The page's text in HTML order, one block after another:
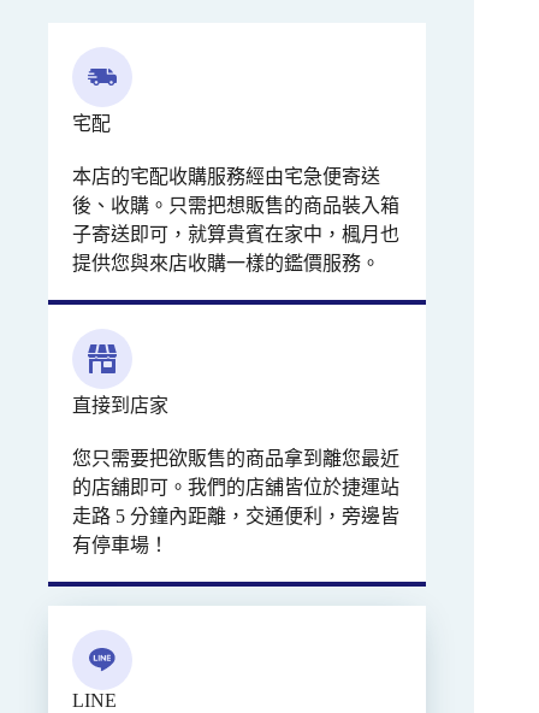
宅配
本店的宅配收購服務經由宅急便寄送
後、收購。只需把想販售的商品裝入箱
子寄送即可，就算貴賓在家中，楓月也
提供您與來店收購一樣的鑑價服務。
直接到店家
您只需要把欲販售的商品拿到離您最近
的店舖即可。我們的店舖皆位於捷運站
走路 5 分鐘內距離，交通便利，旁邊皆
有停車場！
LINE